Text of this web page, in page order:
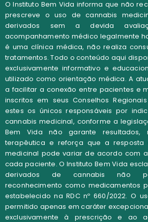
O Instituto Bem Vida informa que não
prescreve o uso de cannabis
derivados sem a devida
acompanhamento médico legalmente
é uma clínica médica, não realiza
tratamentos. Todo o conteúdo aqui
exclusivamente informativo e
utilizado como orientação médica. A
a facilitar a conexão entre pacientes e
inscritos em seus Conselhos
estes os únicos responsáveis por
cannabis medicinal, conforme a
Bem Vida não garante resultados,
terapêutica e reforça que a resposta
medicinal pode variar de acordo com
cada paciente.OInstituto Bem Vida
derivados de cannabis não
reconhecimento como medicamentos
estabelecido naRDC nº 660/2022. O
permitido apenas em caráter
exclusivamente à prescrição e ao